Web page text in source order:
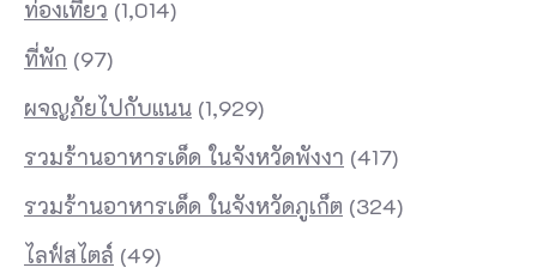
ท่องเที่ยว (1,014)
ที่พัก (97)
ผจญภัยไปกับแนน (1,929)
รวมร้านอาหารเด็ด ในจังหวัดพังงา (417)
รวมร้านอาหารเด็ด ในจังหวัดภูเก็ต (324)
ไลฟ์สไตล์ (49)